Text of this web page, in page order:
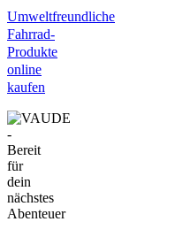
Umweltfreundliche
Fahrrad-
Produkte
online
kaufen